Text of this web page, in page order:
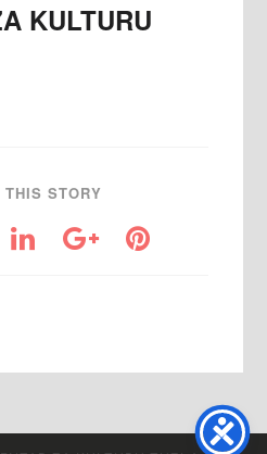
KULTURU
THIS STORY